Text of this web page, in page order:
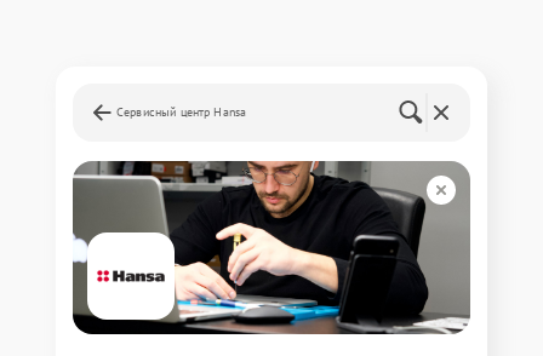
Сервисный центр Hansa